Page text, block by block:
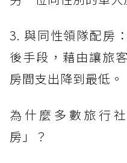
3. 與同性領隊配房
後手段，藉由讓旅
房間支出降到最低。
為什麼多數旅行
房」？